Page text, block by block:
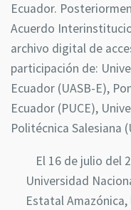
Ecuador.
Acuerdo
archivo digital de
participación de:
Ecuador (UASB-E),
Ecuador (PUCE),
Politécnica Salesiana
El 16 de julio del
Universidad
Estatal